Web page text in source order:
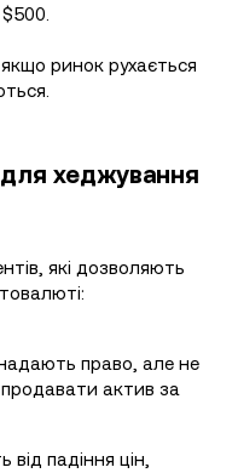
ринок рухається
для хеджування
які дозволяють
право, але не
актив за
падіння цін,